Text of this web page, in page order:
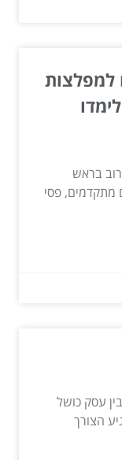
למפלצות
לימדו
בראש
מתקדמים, פסי
עסק כושל
הצורך